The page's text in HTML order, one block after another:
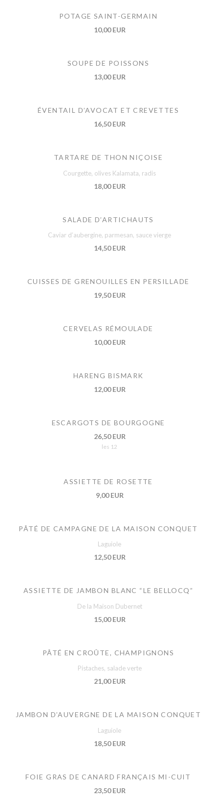
POTAGE SAINT-GERMAIN
10,00 EUR
SOUPE DE POISSONS
13,00 EUR
ÉVENTAIL D’AVOCAT ET CREVETTES
16,50 EUR
TARTARE DE THON NIÇOISE
Courgette, olives Kalamata, radis
18,00 EUR
SALADE D’ARTICHAUTS
Caviar d’aubergine, parmesan, sauce vierge
14,50 EUR
CUISSES DE GRENOUILLES EN PERSILLADE
19,50 EUR
CERVELAS RÉMOULADE
10,00 EUR
HARENG BISMARK
12,00 EUR
ESCARGOTS DE BOURGOGNE
26,50 EUR
les 12
ASSIETTE DE ROSETTE
9,00 EUR
PÂTÉ DE CAMPAGNE DE LA MAISON CONQUET
Laguiole
12,50 EUR
ASSIETTE DE JAMBON BLANC “LE BELLOCQ”
De la Maison Dubernet
15,00 EUR
PÂTÉ EN CROÛTE, CHAMPIGNONS
Pistaches, salade verte
21,00 EUR
JAMBON D’AUVERGNE DE LA MAISON CONQUET
Laguiole
18,50 EUR
FOIE GRAS DE CANARD FRANÇAIS MI-CUIT
23,50 EUR